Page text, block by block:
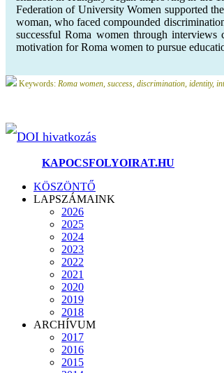
Federation of University Women supported
woman, who faced compounded
successful Roma women through
motivation for Roma women to pursue
Keywords: Roma women, success, discrimination, identity,
DOI hivatkozás
KAPOCSFOLYOIRAT.HU
KÖSZÖNTŐ
LAPSZÁMAINK
2026
2025
2024
2023
2022
2021
2020
2019
2018
ARCHÍVUM
2017
2016
2015